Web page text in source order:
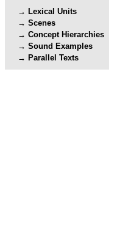
Lexical Units
Scenes
Concept Hierarchies
Sound Examples
Parallel Texts